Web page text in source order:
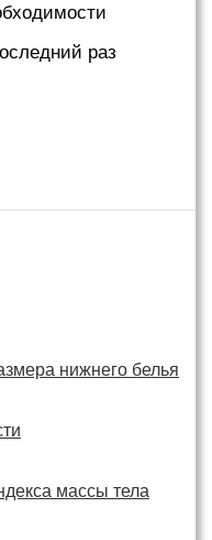
раз
нижнего белья
массы тела